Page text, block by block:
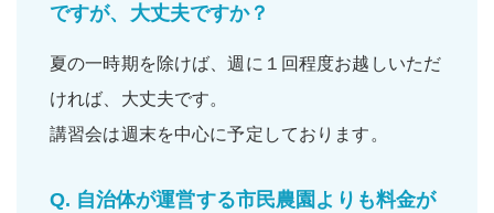
ですが、大丈夫ですか？
夏の一時期を除けば、週に１回程度お越しいただ
ければ、大丈夫です。
講習会は週末を中心に予定しております。
Q. 自治体が運営する市民農園よりも料金が